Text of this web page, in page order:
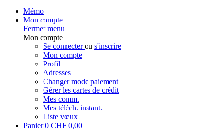
Mémo
Mon compte
Fermer menu
Mon compte
Se connecterou s'inscrire
Mon compte
Profil
Adresses
Changer mode paiement
Gérer les cartes de crédit
Mes comm.
Mes téléch. instant.
Liste vœux
Panier0 CHF 0,00